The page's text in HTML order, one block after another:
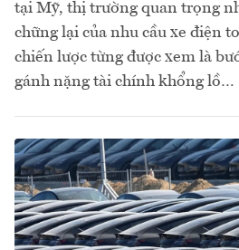
tại Mỹ, thị trường quan trọng
chững lại của nhu cầu xe điện
chiến lược từng được xem là
gánh nặng tài chính khổng lồ…